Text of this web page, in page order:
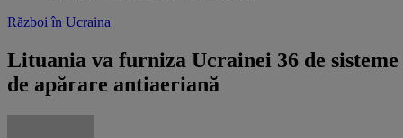
Război în Ucraina
Lituania va furniza Ucrainei 36 de sisteme
de apărare antiaeriană